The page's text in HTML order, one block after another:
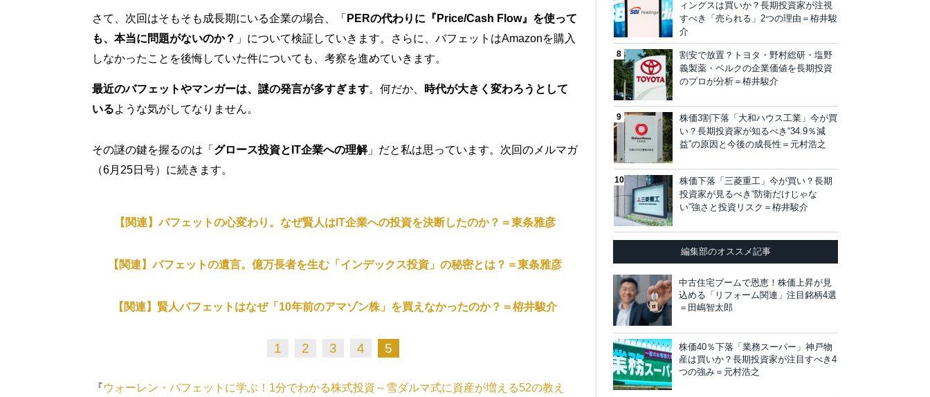
さて、次回はそもそも成長期にいる企業の場合、「 PERの代わりに『Price/Cash Flow』を使って
も、本当に問題がないのか？ 」について検証していきます。さらに、バフェットはAmazonを購入
しなかったことを後悔していた件についても、考察を進めていきます。
最近のバフェットやマンガーは、謎の発言が多すぎます。何だか、
時代が大きく変わろうとして
いるような気がしてなりません。
その謎の鍵を握るのは「 グロース投資とIT企業への理解」だと私は思っています。次回のメルマガ
（6月25日号）に続きます。
【関連】バフェットの心変わり。なぜ賢人はIT企業への投資を決断したのか？＝東条雅彦
【関連】バフェットの遺言。億万長者を生む「インデックス投資」の秘密とは？＝東条雅彦
【関連】賢人バフェットはなぜ「10年前のアマゾン株」を買えなかったのか？＝栫井駿介
1 2 3 4 5
『ウォーレン・バフェットに学ぶ！1分でわかる株式投資～雪ダルマ式に資産が増える52の教え
ィングスは買いか？長期投資家が注視
すべき「売られる」2つの理由＝栫井駿
介
割安で放置？トヨタ・野村総研・塩野
義製薬・ベルクの企業価値を長期投資
のプロが分析＝栫井駿介
株価3割下落「大和ハウス工業」今が買
い？長期投資家が知るべき“34.9％減
益”の原因と今後の成長性＝元村浩之
株価下落「三菱重工」今が買い？長期
投資家が見るべき“防衛だけじゃな
い”強さと投資リスク＝栫井駿介
編集部のオススメ記事
中古住宅ブームで恩恵！株価上昇が見
込める「リフォーム関連」注目銘柄4選
＝田嶋智太郎
株価40％下落「業務スーパー」神戸物
産は買いか？長期投資家が注目すべき4
つの強み＝元村浩之